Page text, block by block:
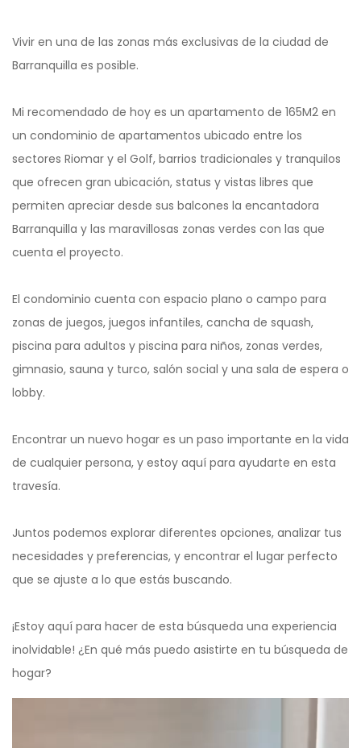
Vivir en una de las zonas más exclusivas de la ciudad de
Barranquilla es posible.
Mi recomendado de hoy es un apartamento de 165M2 en
un condominio de apartamentos ubicado entre los
sectores Riomar y el Golf, barrios tradicionales y tranquilos
que ofrecen gran ubicación, status y vistas libres que
permiten apreciar desde sus balcones la encantadora
Barranquilla y las maravillosas zonas verdes con las que
cuenta el proyecto.
El condominio cuenta con espacio plano o campo para
zonas de juegos, juegos infantiles, cancha de squash,
piscina para adultos y piscina para niños, zonas verdes,
gimnasio, sauna y turco, salón social y una sala de espera o
lobby.
Encontrar un nuevo hogar es un paso importante en la vida
de cualquier persona, y estoy aquí para ayudarte en esta
travesía.
Juntos podemos explorar diferentes opciones, analizar tus
necesidades y preferencias, y encontrar el lugar perfecto
que se ajuste a lo que estás buscando.
¡Estoy aquí para hacer de esta búsqueda una experiencia
inolvidable! ¿En qué más puedo asistirte en tu búsqueda de
hogar?